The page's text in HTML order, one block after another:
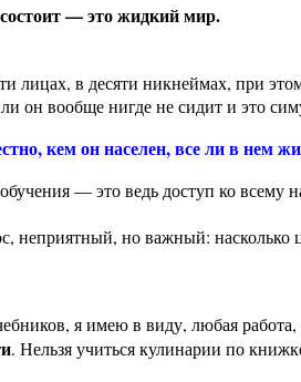
— это жидкий мир.
в десяти никнеймах, при
он вообще нигде не сидит и это
кем он населен, все ли в нем
— это ведь доступ ко всему
неприятный, но важный:
я имею в виду, любая
. Нельзя учиться кулинарии по